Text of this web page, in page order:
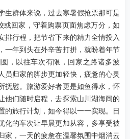
群体来说，过去寒暑假抢票那可是
或回家，守着购票页面焦虑万分，如
排行程，把节省下来的精力全情投入
一年到头在外辛苦打拼，就盼着年节
，以往车次有限，回家之路诸多波
员归家的脚步更加轻快，疲惫的心灵
抚慰。旅游爱好者更是如鱼得水，怀
他们随时启程，去探索山川湖海间的
的旅行计划，如今得以一一实现。日
化的车次让早晨更加从容，多享受被
家，一天的疲惫在温馨氛围中烟消云